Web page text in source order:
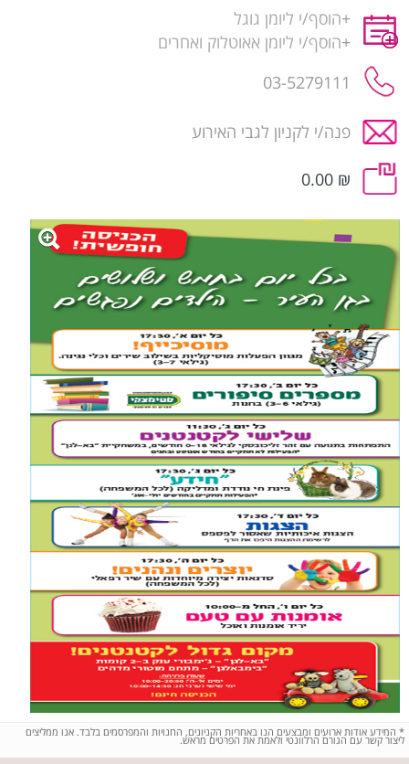
+הוסף/י ליומן גוגל
+הוסף/י ליומן אאוטלוק ואחרים
03-5279111
פנה/י לקניון לגבי האירוע
₪ 0.00
* המידע אודות ארועים ומבצעים הנו באחריות הקניונים, החנויות והמפרסמים בלבד. אנו ממליצים
ליצור קשר עם הגורם הרלוונטי ולאמת את הפרטים מראש.